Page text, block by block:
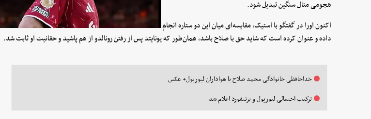
هجومی متال سنگین تبدیل شود.
اکنون اورا در گفتگو با استیک، مقایسه‌ای میان این دو ستاره انجام
داده و عنوان کرده است که شاید حق با صلاح باشد، همان‌طور که یونایتد پس از رفتن رونالدو از هم پاشید و حقانیت او ثابت شد.
خداحافظی خانوادگی محمد صلاح با هواداران لیورپول+ عکس
ترکیب احتمالی لیورپول و برنتفورد اعلام شد